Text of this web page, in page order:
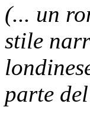
(... un
stile
parte